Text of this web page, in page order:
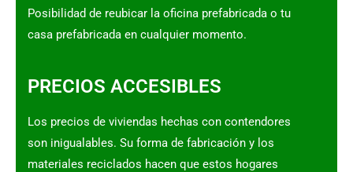
Posibilidad de reubicar la oficina prefabricada o tu
casa prefabricada en cualquier momento.
PRECIOS ACCESIBLES
Los precios de viviendas hechas con contendores
son inigualables. Su forma de fabricación y los
materiales reciclados hacen que estos hogares